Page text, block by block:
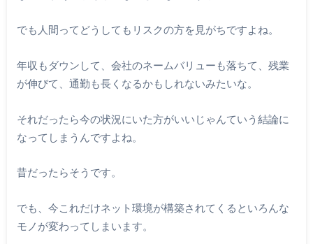
でも人間ってどうしてもリスクの方を見がちですよね。
年収もダウンして、会社のネームバリューも落ちて、残業
が伸びて、通勤も長くなるかもしれないみたいな。
それだったら今の状況にいた方がいいじゃんていう結論に
なってしまうんですよね。
昔だったらそうです。
でも、今これだけネット環境が構築されてくるといろんな
モノが変わってしまいます。